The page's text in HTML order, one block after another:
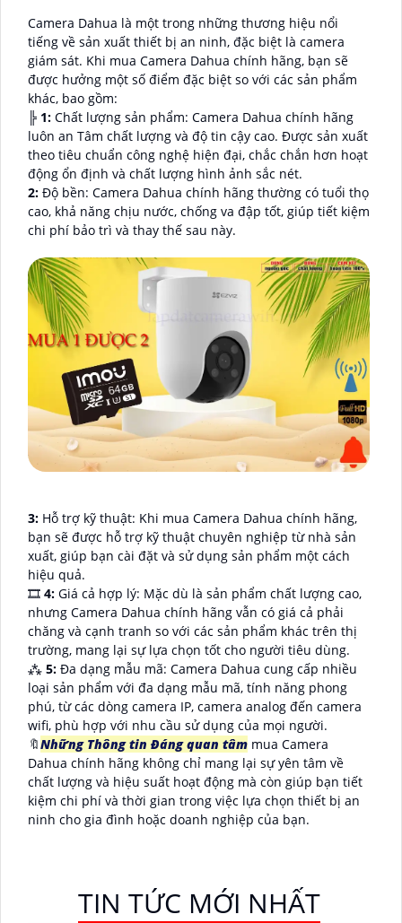
Camera Dahua là một trong những thương hiệu nổi
tiếng về sản xuất thiết bị an ninh, đặc biệt là camera
giám sát. Khi mua Camera Dahua chính hãng, bạn sẽ
được hưởng một số điểm đặc biệt so với các sản phẩm
khác, bao gồm:
╠ 1: Chất lượng sản phẩm: Camera Dahua chính hãng
luôn an Tâm chất lượng và độ tin cậy cao. Được sản xuất
theo tiêu chuẩn công nghệ hiện đại, chắc chắn hơn hoạt
động ổn định và chất lượng hình ảnh sắc nét.
2: Độ bền: Camera Dahua chính hãng thường có tuổi thọ
cao, khả năng chịu nước, chống va đập tốt, giúp tiết kiệm
chi phí bảo trì và thay thế sau này.
3: Hỗ trợ kỹ thuật: Khi mua Camera Dahua chính hãng,
bạn sẽ được hỗ trợ kỹ thuật chuyên nghiệp từ nhà sản
xuất, giúp bạn cài đặt và sử dụng sản phẩm một cách
hiệu quả.
🎞 4: Giá cả hợp lý: Mặc dù là sản phẩm chất lượng cao,
nhưng Camera Dahua chính hãng vẫn có giá cả phải
chăng và cạnh tranh so với các sản phẩm khác trên thị
trường, mang lại sự lựa chọn tốt cho người tiêu dùng.
⁂ 5: Đa dạng mẫu mã: Camera Dahua cung cấp nhiều
loại sản phẩm với đa dạng mẫu mã, tính năng phong
phú, từ các dòng camera IP, camera analog đến camera
wifi, phù hợp với nhu cầu sử dụng của mọi người.
🔖Những Thông tin Đáng quan tâm mua Camera
Dahua chính hãng không chỉ mang lại sự yên tâm về
chất lượng và hiệu suất hoạt động mà còn giúp bạn tiết
kiệm chi phí và thời gian trong việc lựa chọn thiết bị an
ninh cho gia đình hoặc doanh nghiệp của bạn.
TIN TỨC MỚI NHẤT